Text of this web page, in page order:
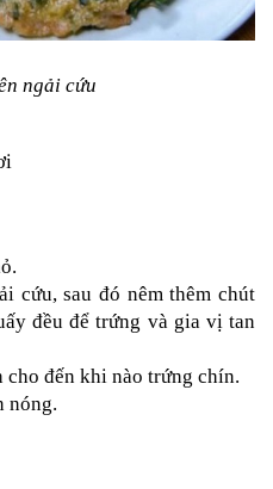
ngải cứu
cứu, sau đó nêm thêm chút
đều để trứng và gia vị tan
cho đến khi nào trứng chín.
nóng.